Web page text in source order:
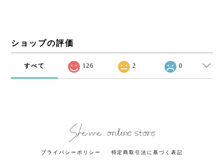
ショップの評価
すべて 126 2 0
プライバシーポリシー 特定商取引法に基づく表記